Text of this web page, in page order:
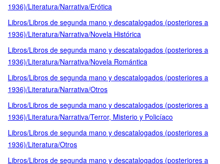
1936)/Literatura/Narrativa/Erótica
Libros/Libros de segunda mano y descatalogados (posteriores a
1936)/Literatura/Narrativa/Novela Histórica
Libros/Libros de segunda mano y descatalogados (posteriores a
1936)/Literatura/Narrativa/Novela Romántica
Libros/Libros de segunda mano y descatalogados (posteriores a
1936)/Literatura/Narrativa/Otros
Libros/Libros de segunda mano y descatalogados (posteriores a
1936)/Literatura/Narrativa/Terror, Misterio y Policíaco
Libros/Libros de segunda mano y descatalogados (posteriores a
1936)/Literatura/Otros
Libros/Libros de segunda mano y descatalogados (posteriores a